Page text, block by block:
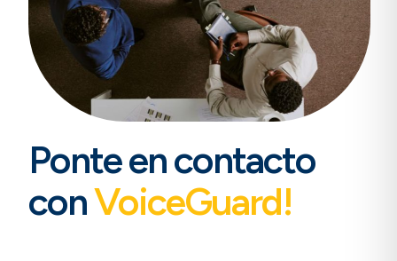
Ponte en contacto
conVoiceGuard!